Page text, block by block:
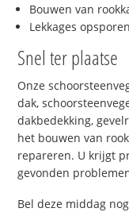
Bouwen van
Lekkages
Snel ter plaatse
Onze
dak,
dakbedekking,
het bouwen van
repareren. U krijgt
gevonden
Bel deze middag